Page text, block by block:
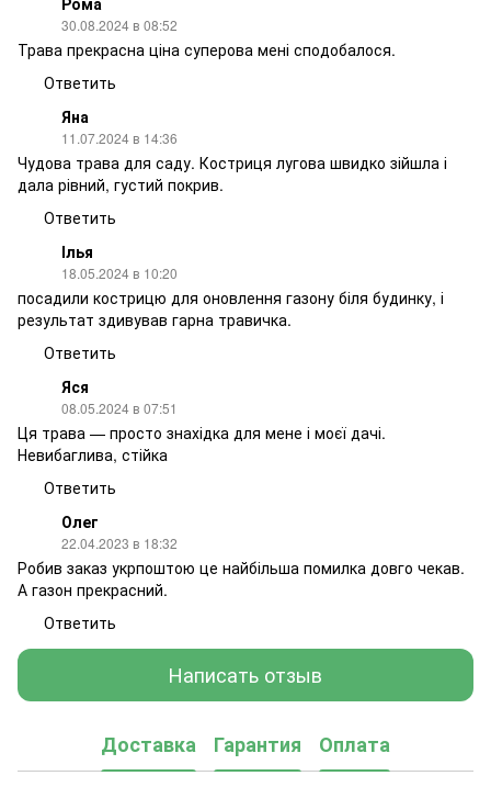
30.08.2024 в 08:52
Трава прекрасна ціна суперова мені сподобалося.
Ответить
Яна
11.07.2024 в 14:36
Чудова трава для саду. Костриця лугова швидко зійшла і
дала рівний, густий покрив.
Ответить
Ілья
18.05.2024 в 10:20
посадили кострицю для оновлення газону біля будинку, і
результат здивував гарна травичка.
Ответить
Яся
08.05.2024 в 07:51
Ця трава — просто знахідка для мене і моєї дачі.
Невибаглива, стійка
Ответить
Олег
22.04.2023 в 18:32
Робив заказ укрпоштою це найбільша помилка довго чекав.
А газон прекрасний.
Ответить
Написать отзыв
Доставка Гарантия Оплата